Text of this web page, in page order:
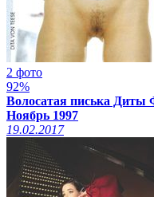
2 фото
92%
Волосатая писька Диты
Ноябрь 1997
19.02.2017